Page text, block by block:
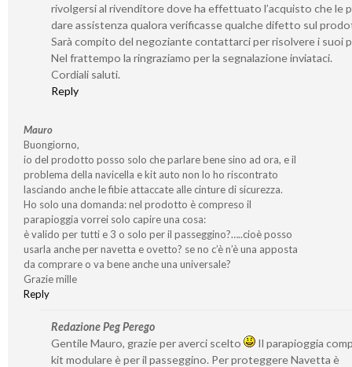
rivolgersi al rivenditore dove ha effettuato l’acquisto che le
dare assistenza qualora verificasse qualche difetto sul
Sarà compito del negoziante contattarci per risolvere i suoi
Nel frattempo la ringraziamo per la segnalazione inviataci.
Cordiali saluti.
Reply
Mauro
Buongiorno,
io del prodotto posso solo che parlare bene sino ad ora, e il
problema della navicella e kit auto non lo ho riscontrato
lasciando anche le fibie attaccate alle cinture di sicurezza.
Ho solo una domanda: nel prodotto è compreso il
parapioggia vorrei solo capire una cosa:
è valido per tutti e 3 o solo per il passeggino?…..cioè posso
usarla anche per navetta e ovetto? se no c’è n’è una apposta
da comprare o va bene anche una universale?
Grazie mille
Reply
Redazione Peg Perego
Gentile Mauro, grazie per averci scelto
Il parapioggia
kit modulare è per il passeggino. Per proteggere Navetta è